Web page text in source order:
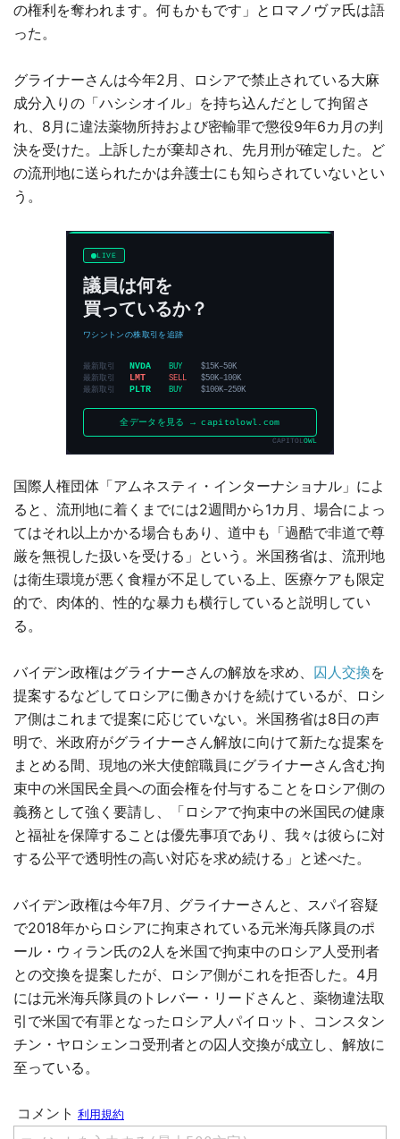
の権利を奪われます。何もかもです」とロマノヴァ氏は語
った。
グライナーさんは今年2月、ロシアで禁止されている大麻
成分入りの「ハシシオイル」を持ち込んだとして拘留さ
れ、8月に違法薬物所持および密輸罪で懲役9年6カ月の判
決を受けた。上訴したが棄却され、先月刑が確定した。ど
の流刑地に送られたかは弁護士にも知らされていないとい
う。
国際人権団体「アムネスティ・インターナショナル」によ
ると、流刑地に着くまでには2週間から1カ月、場合によっ
てはそれ以上かかる場合もあり、道中も「過酷で非道で尊
厳を無視した扱いを受ける」という。米国務省は、流刑地
は衛生環境が悪く食糧が不足している上、医療ケアも限定
的で、肉体的、性的な暴力も横行していると説明してい
る。
バイデン政権はグライナーさんの解放を求め、 囚人交換を
提案するなどしてロシアに働きかけを続けているが、ロシ
ア側はこれまで提案に応じていない。米国務省は8日の声
明で、米政府がグライナーさん解放に向けて新たな提案を
まとめる間、現地の米大使館職員にグライナーさん含む拘
束中の米国民全員への面会権を付与することをロシア側の
義務として強く要請し、「ロシアで拘束中の米国民の健康
と福祉を保障することは優先事項であり、我々は彼らに対
する公平で透明性の高い対応を求め続ける」と述べた。
バイデン政権は今年7月、グライナーさんと、スパイ容疑
で2018年からロシアに拘束されている元米海兵隊員のポ
ール・ウィラン氏の2人を米国で拘束中のロシア人受刑者
との交換を提案したが、ロシア側がこれを拒否した。4月
には元米海兵隊員のトレバー・リードさんと、薬物違法取
引で米国で有罪となったロシア人パイロット、コンスタン
チン・ヤロシェンコ受刑者との囚人交換が成立し、解放に
至っている。